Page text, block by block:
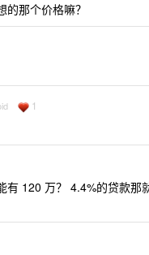
那个价格嘛？
1
有 120 万？ 4.4%的贷款